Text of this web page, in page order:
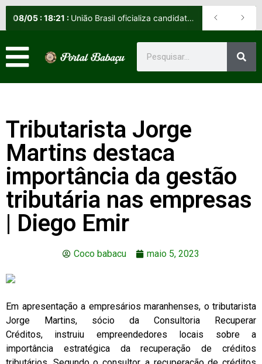
08/05 :18:21 : União Brasil oficializa candidatos e reafirma apoio a Orleans Brandão ao Governo do Maranhão
Tributarista Jorge
Martins destaca
importância da gestão
tributária nas empresas
| Diego Emir
Coco babacu maio 5, 2023
Em apresentação a empresários maranhenses, o tributarista
Jorge Martins, sócio da Consultoria Recuperar
Créditos, instruiu empreendedores locais sobre a
importância estratégica da recuperação de créditos